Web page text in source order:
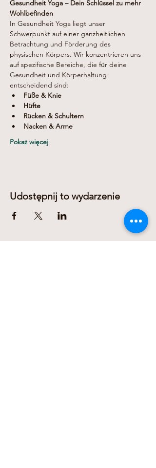
Gesundheit Yoga – Dein Schlüssel zu mehr
Wohlbefinden
In Gesundheit Yoga liegt unser
Schwerpunkt auf einer ganzheitlichen
Betrachtung und Förderung des
physischen Körpers. Wir konzentrieren uns
auf spezifische Bereiche, die für deine
Gesundheit und Körperhaltung
entscheidend sind:
Füße & Knie
Hüfte
Rücken & Schultern
Nacken & Arme
Pokaż więcej
Udostępnij to wydarzenie